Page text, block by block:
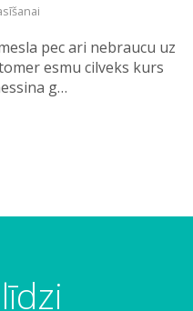
pec ari nebraucu uz
esmu cilveks kurs
g…